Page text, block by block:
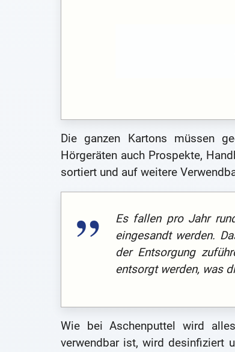
Die ganzen Kartons müssen
Hörgeräten auch Prospekte,
sortiert und auf weitere
Es fallen pro Jahr
eingesandt werden.
der Entsorgung
entsorgt werden, was
Wie bei Aschenputtel wird
verwendbar ist, wird desinfiziert